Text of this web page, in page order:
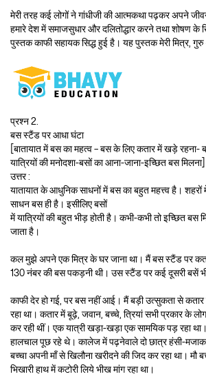
मेरी तरह कई लोगों ने गांधीजी की आत्मकथा पढ़कर अपने
हमारे देश में समाजसुधार और दलितोद्धार करने तथा शोषण
पुस्तक काफी सहायक सिद्ध हुई है। यह पुस्तक मेरी मित्र, गुरु
प्रश्न 2.
बस स्टैंड पर आधा घंटा
[बातायात में बस का महत्व – बस के लिए कतार में खड़े रहना-
यात्रियों की मनोदशा-बसों का आना-जाना-इच्छित बस मिलना]
उत्तर :
यातायात के आधुनिक साधनों में बस का बहुत महत्त्व है।
साधन बस ही है। इसीलिए बसों
में यात्रियों की बहुत भीड़ होती है। कभी-कभी तो इच्छित
जाता है।
कल मुझे अपने एक मित्र के घर जाना था। मैं बस स्टैंड पर
130 नंबर की बस पकड़नी थी। उस स्टैंड पर कई दूसरी बसें
काफी देर हो गई, पर बस नहीं आई। मैं बड़ी उत्सुकता से
रहा था। कतार में बूढ़े, जवान, बच्चे, त्रियां सभी प्रकार के
कर रही थीं। एक यात्री खड़ा-खड़ा एक सामयिक पड़ रहा
हालचाल पूछ रहे थे। कालेज में पढ़नेवाले दो छात्र हंसी-
बच्चा अपनी माँ से खिलौना खरीदने की जिद कर रहा था। मौ
भिखारी हाथ में कटोरी लिये भीख मांग रहा था।